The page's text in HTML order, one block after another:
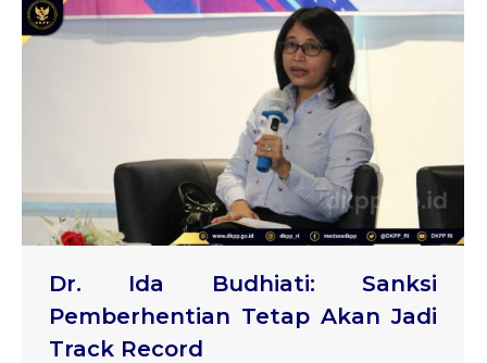
Dr. Ida Budhiati: Sanksi
Pemberhentian Tetap Akan Jadi
Track Record